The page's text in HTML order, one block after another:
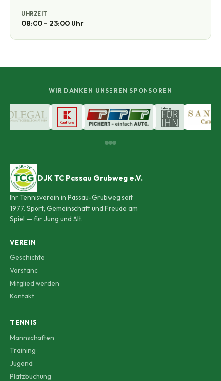
UHRZEIT
08:00 – 23:00 Uhr
WIR DANKEN UNSEREN SPONSOREN
DJK TC Passau Grubweg e.V.
Ihr Tennisverein in Passau-Grubweg seit
1977. Sport, Gemeinschaft und Freude am
Spiel — für Jung und Alt.
VEREIN
Geschichte
Vorstand
Mitglied werden
Kontakt
TENNIS
Mannschaften
Training
Jugend
Platzbuchung